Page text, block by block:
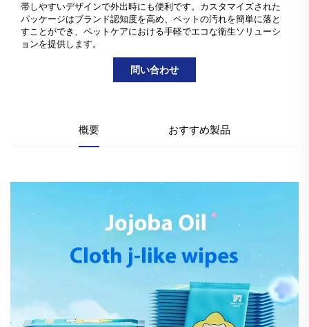
帯しやすいデザインで外出時にも便利です。カスタマイズされた
パッケージはブランド認知度を高め、ペットの汚れを簡単に落と
すことができ、ペットケアにおける手軽でエコな衛生ソリューシ
ョンを提供します。
問い合わせ
概要 おすすめ製品